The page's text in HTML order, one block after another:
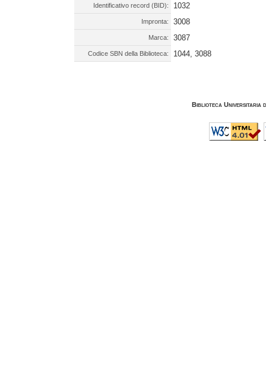
Identificativo record (BID): 1032
Impronta: 3008
Marca: 3087
Codice SBN della Biblioteca: 1044, 3088
Biblioteca Universitaria